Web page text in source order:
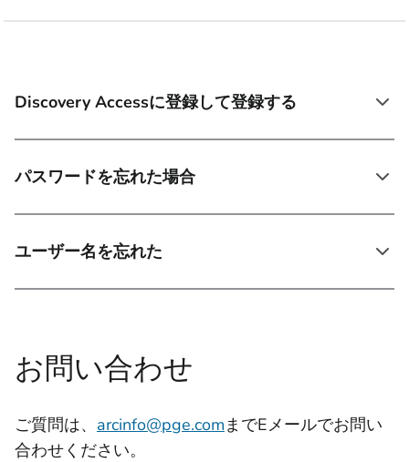
Discovery Accessに登録して登録する
パスワードを忘れた場合
ユーザー名を忘れた
お問い合わせ
ご質問は、 arcinfo@pge.comまでEメールでお問い
合わせください。